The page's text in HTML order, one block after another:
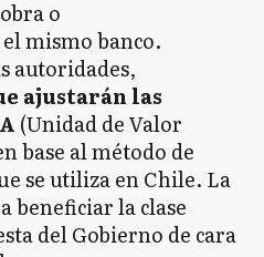
o
mismo banco.
autoridades,
ajustarán las
(Unidad de Valor
base al método de
se utiliza en Chile. La
beneficiar la clase
del Gobierno de cara